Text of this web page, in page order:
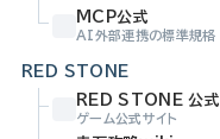
MCP公式
AI外部連携の標準規格
RED STONE
RED STONE 公式
ゲーム公式サイト